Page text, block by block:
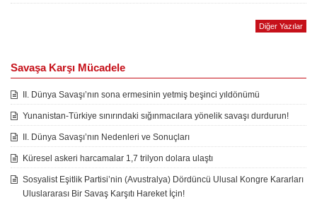
Diğer Yazılar
Savaşa Karşı Mücadele
II. Dünya Savaşı’nın sona ermesinin yetmiş beşinci yıldönümü
Yunanistan-Türkiye sınırındaki sığınmacılara yönelik savaşı durdurun!
II. Dünya Savaşı’nın Nedenleri ve Sonuçları
Küresel askeri harcamalar 1,7 trilyon dolara ulaştı
Sosyalist Eşitlik Partisi’nin (Avustralya) Dördüncü Ulusal Kongre Kararları
Uluslararası Bir Savaş Karşıtı Hareket İçin!